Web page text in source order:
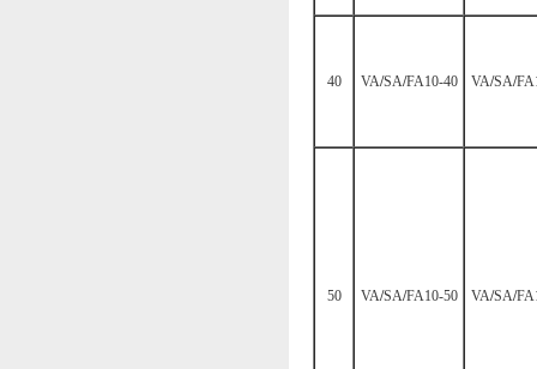
40 VA/SA/FA10-40 VA/SA/
50 VA/SA/FA10-50 VA/SA/